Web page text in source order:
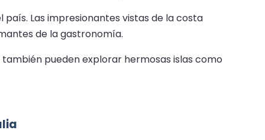
Las impresionantes vistas de la costa
de la gastronomía.
también pueden explorar hermosas islas como